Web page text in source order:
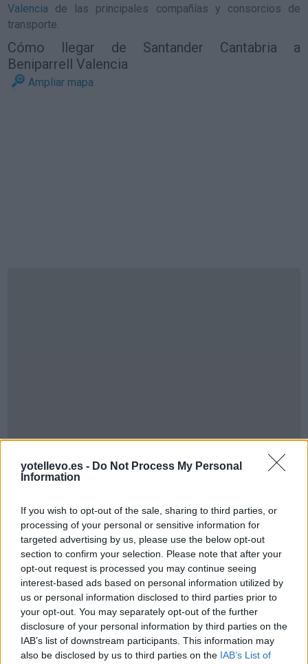
yotellevo.es - Do Not Process My Personal
Information
If you wish to opt-out of the sale, sharing to third parties, or
processing of your personal or sensitive information for
targeted advertising by us, please use the below opt-out
section to confirm your selection. Please note that after your
opt-out request is processed you may continue seeing
interest-based ads based on personal information utilized by
us or personal information disclosed to third parties prior to
your opt-out. You may separately opt-out of the further
disclosure of your personal information by third parties on the
IAB’s list of downstream participants. This information may
also be disclosed by us to third parties on the IAB’s List of
Valencia de las principales compañías y consorcios de
transporte.
Cómo llegar de Santander Cantabria a
Beniparrell Valencia
Ampliar mapa
Cómo ir desde Santander Cantabria a
Beniparrell Valencia